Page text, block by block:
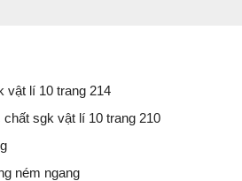
vật lí 10 trang 214
sgk vật lí 10 trang 210
ném ngang